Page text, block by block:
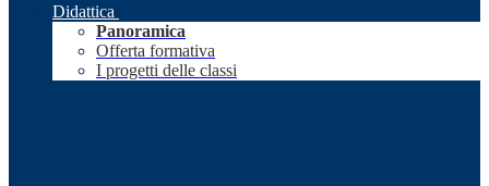
Didattica
Panoramica
Offerta formativa
I progetti delle classi